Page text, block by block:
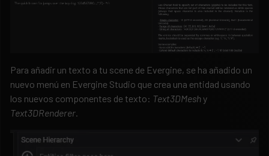
Para añadir un texto a tu scene de Evergine, se ha añadido un
nuevo menú en Evergine Studio que crea una entidad usando
los nuevos componentes de texto: Text3DMeshy
Text3DRenderer